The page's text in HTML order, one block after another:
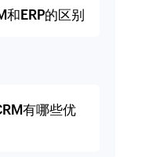
和ERP的区别
有哪些优